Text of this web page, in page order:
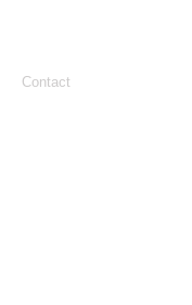
Contact